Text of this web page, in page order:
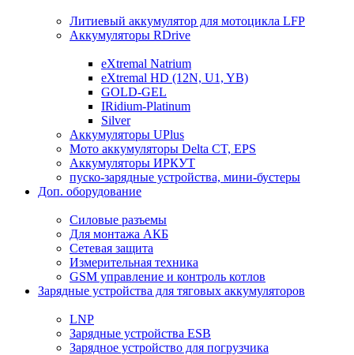
Литиевый аккумулятор для мотоцикла LFP
Аккумуляторы RDrive
eXtremal Natrium
eXtremal HD (12N, U1, YB)
GOLD-GEL
IRidium-Platinum
Silver
Аккумуляторы UPlus
Мото аккумуляторы Delta CT, EPS
Аккумуляторы ИРКУТ
пуско-зарядные устройства, мини-бустеры
Доп. оборудование
Силовые разъемы
Для монтажа АКБ
Сетевая защита
Измерительная техника
GSM управление и контроль котлов
Зарядные устройства для тяговых аккумуляторов
LNP
Зарядные устройства ESB
Зарядное устройство для погрузчика